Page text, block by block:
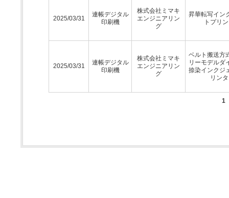
2025/03/31
連帳デジタル
印刷機
株式会社ミマキ
エンジニアリン
グ
昇華転写イン
トプリ
2025/03/31
連帳デジタル
印刷機
株式会社ミマキ
エンジニアリン
グ
ベルト搬送方
リーモデルダ
捺染インクジ
リンタ
1